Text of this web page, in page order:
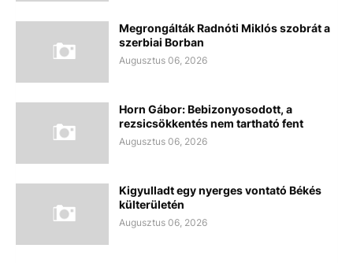
Megrongálták Radnóti Miklós szobrát a
szerbiai Borban
Augusztus 06, 2026
Horn Gábor: Bebizonyosodott, a
rezsicsökkentés nem tartható fent
Augusztus 06, 2026
Kigyulladt egy nyerges vontató Békés
külterületén
Augusztus 06, 2026